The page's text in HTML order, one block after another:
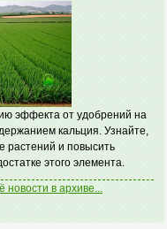
эффекта от удобрений на
кальция. Узнайте,
растений и повысить
этого элемента.
новости в архиве...